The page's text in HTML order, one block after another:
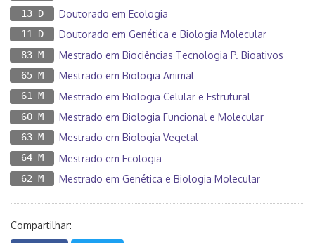
13 D Doutorado em Ecologia
11 D Doutorado em Genética e Biologia Molecular
83 M Mestrado em Biociências Tecnologia P. Bioativos
65 M Mestrado em Biologia Animal
61 M Mestrado em Biologia Celular e Estrutural
60 M Mestrado em Biologia Funcional e Molecular
63 M Mestrado em Biologia Vegetal
64 M Mestrado em Ecologia
62 M Mestrado em Genética e Biologia Molecular
Compartilhar: